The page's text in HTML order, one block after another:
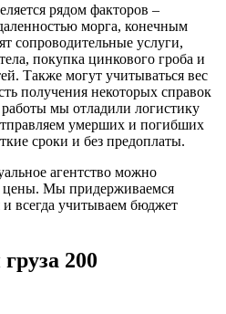
рядом факторов –
морга, конечным
сопроводительные услуги,
покупка цинкового гроба и
Также могут учитываться вес
получения некоторых справок
мы отладили логистику
умерших и погибших
сроки и без предоплаты.
агентство можно
цены. Мы придерживаемся
и всегда учитываем бюджет
200